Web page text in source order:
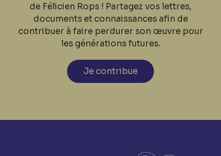
de Félicien Rops ! Partagez vos lettres,
documents et connaissances afin de
contribuer à faire perdurer son œuvre pour
les générations futures.
Je contribue